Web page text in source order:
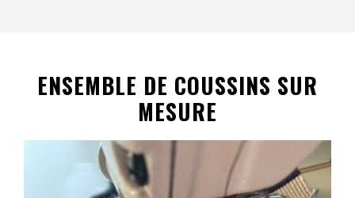
ENSEMBLE DE COUSSINS SUR
MESURE